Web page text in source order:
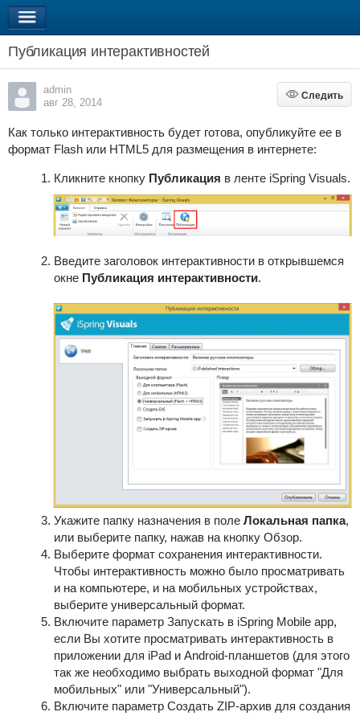
Публикация интерактивностей
admin
авг 28, 2014
Следить
Следить
Как только интерактивность будет готова, опубликуйте ее в
формат Flash или HTML5 для размещения в интернете:
Кликните кнопку Публикация в ленте iSpring Visuals.
Введите заголовок интерактивности в открывшемся
окне Публикация интерактивности.
Укажите папку назначения в поле Локальная папка,
или выберите папку, нажав на кнопку Обзор.
Выберите формат сохранения интерактивности.
Чтобы интерактивность можно было просматривать
и на компьютере, и на мобильных устройствах,
выберите универсальный формат.
Включите параметр Запускать в iSpring Mobile app,
если Вы хотите просматривать интерактивность в
приложении для iPad и Android-планшетов (для этого
так же необходимо выбрать выходной формат "Для
мобильных" или "Универсальный").
Включите параметр Создать ZIP-архив для создания